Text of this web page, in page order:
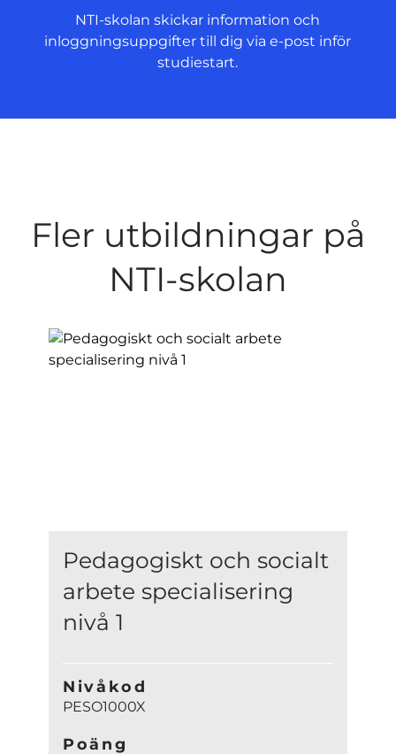
NTI-skolan skickar information och
inloggningsuppgifter till dig via e-post inför
studiestart.
Fler utbildningar på
NTI-skolan
Pedagogiskt och socialt
arbete specialisering
nivå 1
Nivåkod
PESO1000X
Poäng